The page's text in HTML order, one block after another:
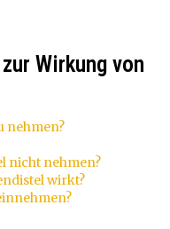
Wirkung von
nehmen?
nicht nehmen?
wirkt?